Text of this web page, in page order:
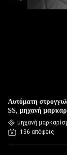
Αυτόματη
SS, μηχανή
ετικεττών κραγιόν
μηχανή
136 απόψεις